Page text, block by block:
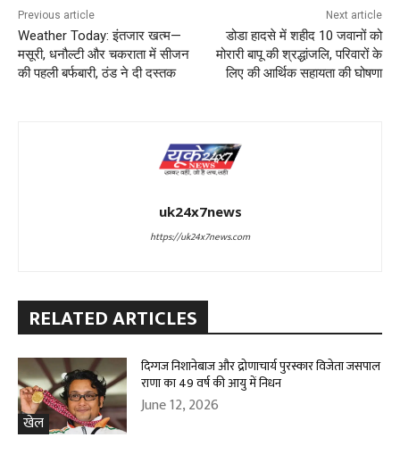
Previous article
Weather Today: इंतजार खत्म—
मसूरी, धनौल्टी और चकराता में सीजन
की पहली बर्फबारी, ठंड ने दी दस्तक
Next article
डोडा हादसे में शहीद 10 जवानों को
मोरारी बापू की श्रद्धांजलि, परिवारों के
लिए की आर्थिक सहायता की घोषणा
uk24x7news
https://uk24x7news.com
RELATED ARTICLES
खेल
दिग्गज निशानेबाज और द्रोणाचार्य पुरस्कार विजेता जसपाल
राणा का 49 वर्ष की आयु में निधन
June 12, 2026